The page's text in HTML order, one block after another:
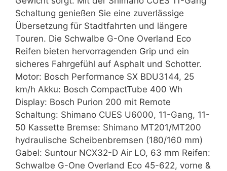
Schaltung genießen Sie eine zuverlässige
Übersetzung für Stadtfahrten und längere
Touren. Die Schwalbe G-One Overland Eco
Reifen bieten hervorragenden Grip und ein
sicheres Fahrgefühl auf Asphalt und Schotter.
Motor: Bosch Performance SX BDU3144, 25
km/h Akku: Bosch CompactTube 400 Wh
Display: Bosch Purion 200 mit Remote
Schaltung: Shimano CUES U6000, 11-Gang, 11-
50 Kassette Bremse: Shimano MT201/MT200
hydraulische Scheibenbremsen (180/160 mm)
Gabel: Suntour NCX32-D Air LO, 63 mm Reifen:
Schwalbe G-One Overland Eco 45-622, vorne &